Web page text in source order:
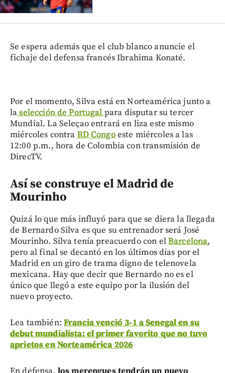
Se espera además que el club blanco anuncie el
fichaje del defensa francés Ibrahima Konaté.
Por el momento, Silva está en Norteamérica junto a
laselección de Portugal para disputar su tercer
Mundial. La Seleçao entrará en liza este mismo
miércoles contra RD Congoeste miércoles a las
12:00 p.m., hora de Colombia con transmisión de
DirecTV.
Así se construye el Madrid de
Mourinho
Quizá lo que más influyó para que se diera la llegada
de Bernardo Silva es que su entrenador será José
Mourinho. Silva tenía preacuerdo con elBarcelona,
pero al final se decantó en los últimos días por el
Madrid en un giro de trama digno de telenovela
mexicana. Hay que decir que Bernardo no es el
único que llegó a este equipo por la ilusión del
nuevo proyecto.
Lea también: Francia venció 3-1 a Senegal en su
debut mundialista: el primer favorito que no tuvo
aprietos en Norteamérica 2026